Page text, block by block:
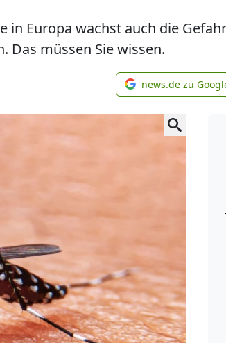
Europa wächst auch die
Das müssen Sie wissen.
news.de zu